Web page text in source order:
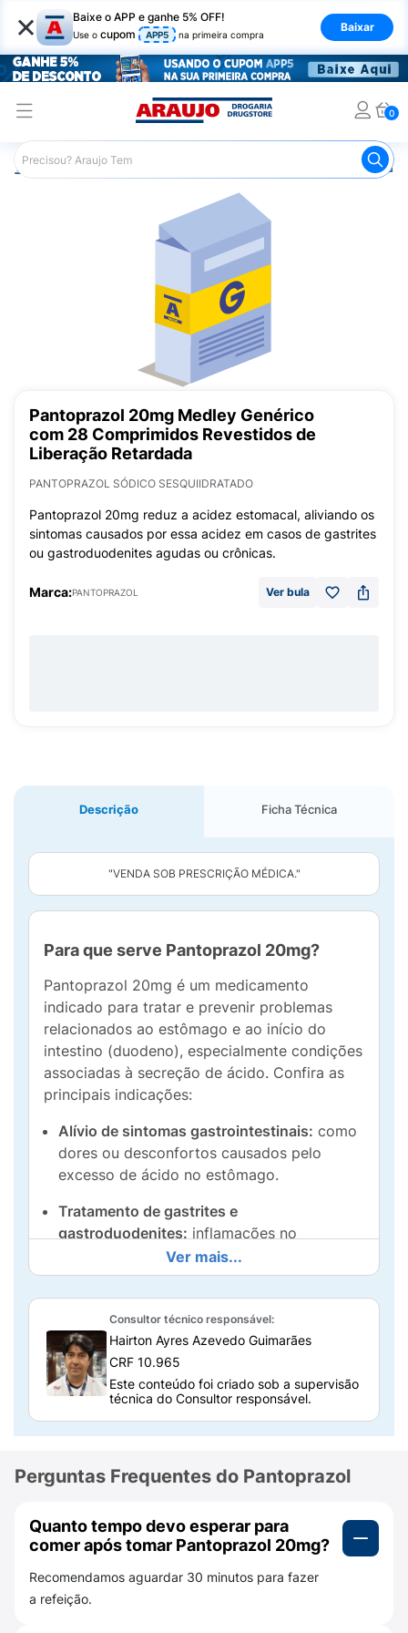
× Baixe o APP e ganhe 5% OFF!
Use o cupom APP5 na primeira compra
Baixar
0
Araujo Medicamentos Remédio para o Estômago e
Pantoprazol 20mg Medley Genérico
com 28 Comprimidos Revestidos de
Liberação Retardada
PANTOPRAZOL SÓDICO SESQUIIDRATADO
Pantoprazol 20mg reduz a acidez estomacal, aliviando os
sintomas causados por essa acidez em casos de gastrites
ou gastroduodenites agudas ou crônicas.
Marca:PANTOPRAZOL Ver bula
Descrição Ficha Técnica
"VENDA SOB PRESCRIÇÃO MÉDICA."
Para que serve Pantoprazol 20mg?
Pantoprazol 20mg é um medicamento
indicado para tratar e prevenir problemas
relacionados ao estômago e ao início do
intestino (duodeno), especialmente condições
associadas à secreção de ácido. Confira as
principais indicações:
Alívio de sintomas gastrointestinais: como
dores ou desconfortos causados pelo
excesso de ácido no estômago.
Tratamento de gastrites e
gastroduodenites: inflamações no
estômago ou no estômago e duodeno,
sejam elas agudas ou crônicas.
Dispepsias não-ulcerosas:desconforto ou
dor na região do estômago sem a presença
de úlceras.
Refluxo gastroesofágico sem esofagite:
conteúdo do estômago retorna ao esôfago
esofagites leves (inflamações no esôfago).
Manutenção de esofagite cicatrizada:
prevenção de recorrências de esofagite de
refluxo já tratada, em adultos e pacientes
pediátricos acima de 5 anos.
Ver mais...
Consultor técnico responsável:
Hairton Ayres Azevedo Guimarães
CRF 10.965
Este conteúdo foi criado sob a supervisão
técnica do Consultor responsável.
Perguntas Frequentes do Pantoprazol
Quanto tempo devo esperar para
comer após tomar Pantoprazol 20mg?
Recomendamos aguardar 30 minutos para fazer
a refeição.